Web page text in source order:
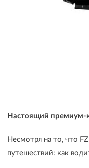
Настоящий премиум-
Несмотря на то, что
путешествий: как